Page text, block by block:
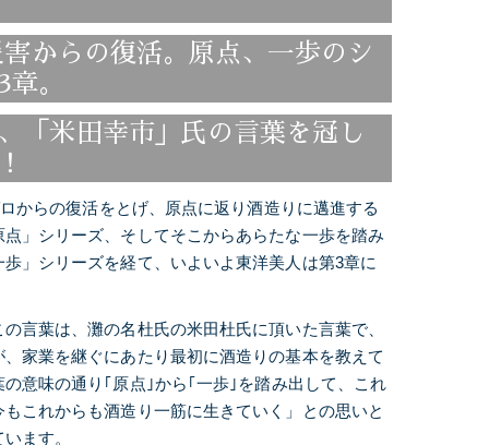
からの復活。原点、一歩のシ
。
「米田幸市」氏の言葉を冠し
からの復活をとげ、原点に返り酒造りに邁進する
」シリーズ、そしてそこからあらたな一歩を踏み
」シリーズを経て、いよいよ東洋美人は第3章に
言葉は、灘の名杜氏の米田杜氏に頂いた言葉で、
家業を継ぐにあたり最初に酒造りの基本を教えて
意味の通り｢原点｣から｢一歩｣を踏み出して、これ
これからも酒造り一筋に生きていく」との思いと
ます。